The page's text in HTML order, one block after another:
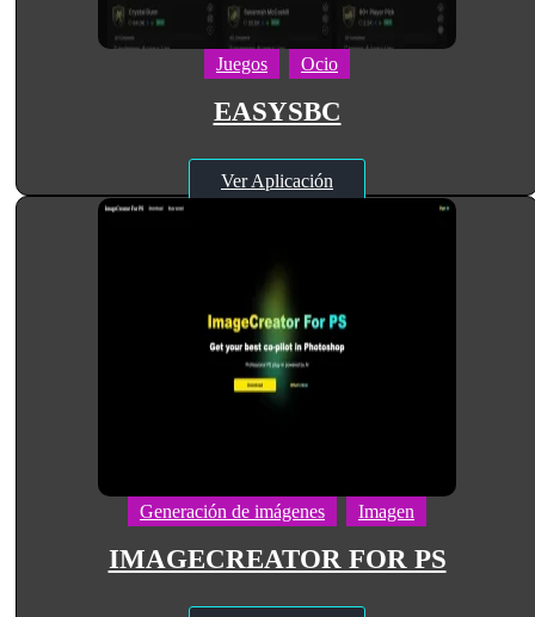
Juegos Ocio
EASYSBC
Ver Aplicación
Generación de imágenes Imagen
IMAGECREATOR FOR PS